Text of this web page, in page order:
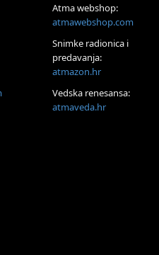
intuicije i Akaša zapisa
Zemlje
radionica sistemskih
koji mijenja tijelo, duh i um
i zajedništva
stres
Atma webshop:
atmawebshop.com
Snimke radionica i
predavanja:
atmazon.hr
Vedska renesansa:
atmaveda.hr